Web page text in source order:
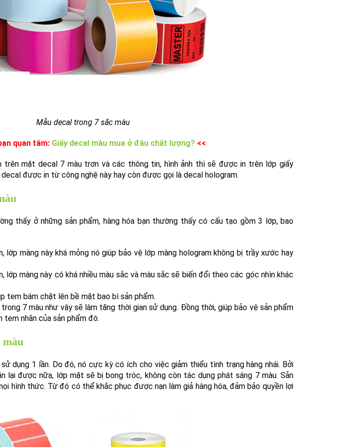
Mẫu decal trong 7 sắc màu
quan tâm: Giấy decal màu mua ở đâu chất lượng? <<
trên mặt decal 7 màu trơn và các thông tin, hình ảnh thì sẽ được in trên lớp giấy
được in từ công nghệ này hay còn được gọi là decal hologram.
thấy ở những sản phẩm, hàng hóa bạn thường thấy có cấu tạo gồm 3 lớp, bao
lớp màng này khá mỏng nó giúp bảo vệ lớp màng hologram không bị trầy xước hay
lớp màng này có khá nhiều màu sắc và màu sắc sẽ biến đổi theo các góc nhìn khác
tem bám chặt lên bề mặt bao bì sản phẩm.
7 màu như vậy sẽ làm tăng thời gian sử dụng. Đồng thời, giúp bảo vệ sản phẩm
tem nhãn của sản phẩm đó.
dụng 1 lần. Do đó, nó cực kỳ có ích cho việc giảm thiểu tình trạng hàng nhái. Bởi
lại được nữa, lớp mặt sẽ bị bong tróc, không còn tác dụng phát sáng 7 màu. Sản
hình thức. Từ đó có thể khắc phục được nạn làm giả hàng hóa, đảm bảo quyền lợi